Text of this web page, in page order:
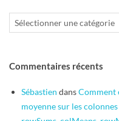
Catégories
Commentaires récents
Sébastien dansComment
moyenne sur les